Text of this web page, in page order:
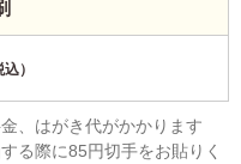
込）
、はがき代がかかります
る際に85円切手をお貼りく